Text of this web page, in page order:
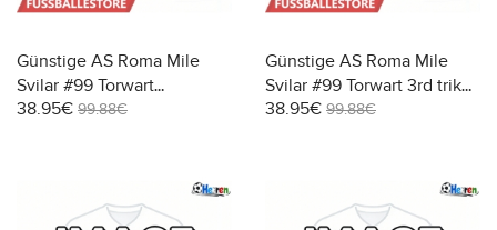
Günstige AS Roma Mile
Svilar #99 Torwart
Auswärtstrikot 2025-26
38.95€ 99.88€
Günstige AS Roma Mile
Svilar #99 Torwart 3rd trikot
2025-26 Kurzarm
38.95€ 99.88€